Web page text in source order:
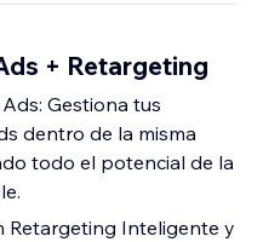
+ Retargeting
Gestiona tus
dentro de la misma
todo el potencial de la
Retargeting Inteligente y